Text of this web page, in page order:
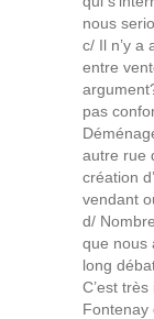
nous
c/ Il n’y a
entre
pas
autre rue
création
vendant
d/
que nous
long
C’est
Fontenay